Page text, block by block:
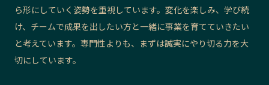
ら形にしていく姿勢を重視しています。変化を楽しみ、学び続
け、チームで成果を出したい方と一緒に事業を育てていきたい
と考えています。専門性よりも、まずは誠実にやり切る力を大
切にしています。